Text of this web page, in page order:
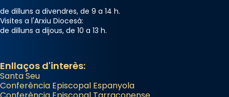
«Si vols saber què és calor, ves per les
Santes a Mataró»🥵.
View on Facebook · Share
Arquebisbat de Barcelona
de dilluns a divendres, de 9 a 14 h.
Visites a l'Arxiu Diocesà:
de dilluns a dijous, de 10 a 13 h.
Enllaços d'interès:
Santa Seu
Conferència Episcopal Espanyola